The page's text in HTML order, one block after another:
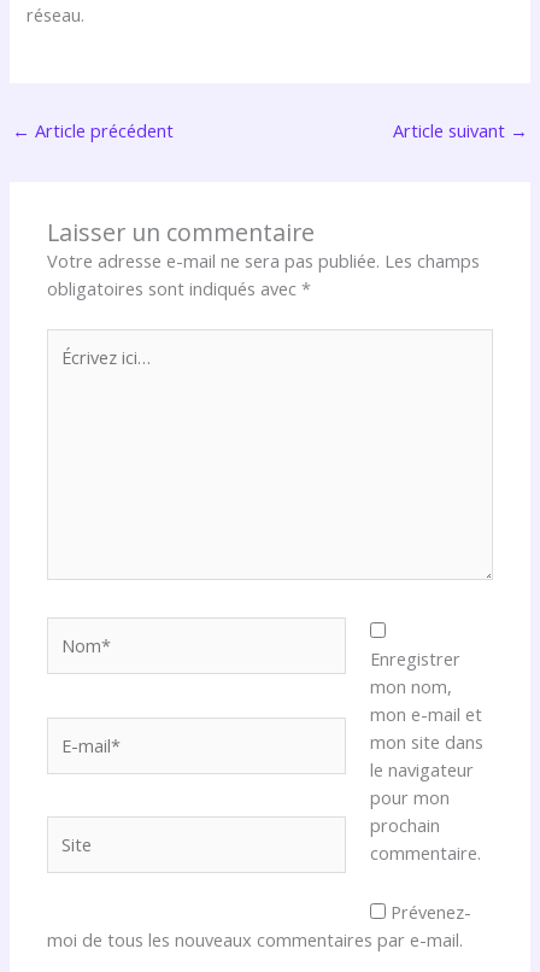
réseau.
← Article précédent Article suivant →
Laisser un commentaire
Votre adresse e-mail ne sera pas publiée. Les champs
obligatoires sont indiqués avec*
ici…
mail*
Enregistrer
mon nom,
mon e-mail et
mon site dans
le navigateur
pour mon
prochain
commentaire.
Prévenez-
moi de tous les nouveaux commentaires par e-mail.